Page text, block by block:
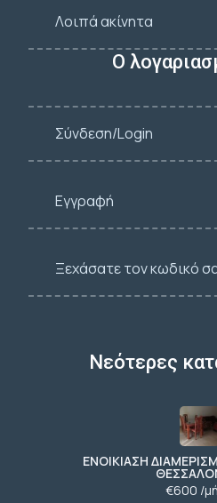
Λοιπά ακίνητα
Ο
Σύνδεση/Login
Εγγραφή
Ξεχάσατε τον κωδικό
Νεότερες
ΕΝΟΙΚΙΑΣΗ
€600 /